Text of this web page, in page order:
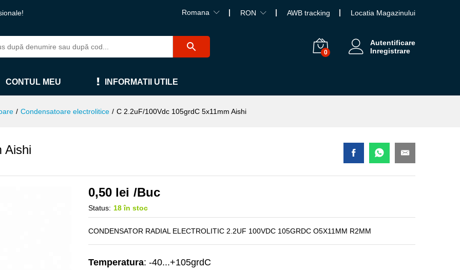
Romana RON AWB tracking Locatia Magazinului
0
Autentificare
Inregistrare
CONTUL MEU INFORMATII UTILE
/ Condensatoare electrolitice / C 2.2uF/100Vdc 105grdC 5x11mm Aishi
Aishi
0,50 lei /Buc
Status: 18 în stoc
CONDENSATOR RADIAL ELECTROLITIC 2.2UF 100VDC 105GRDC O5X11MM R2MM
Temperatura: -40...+105grdC